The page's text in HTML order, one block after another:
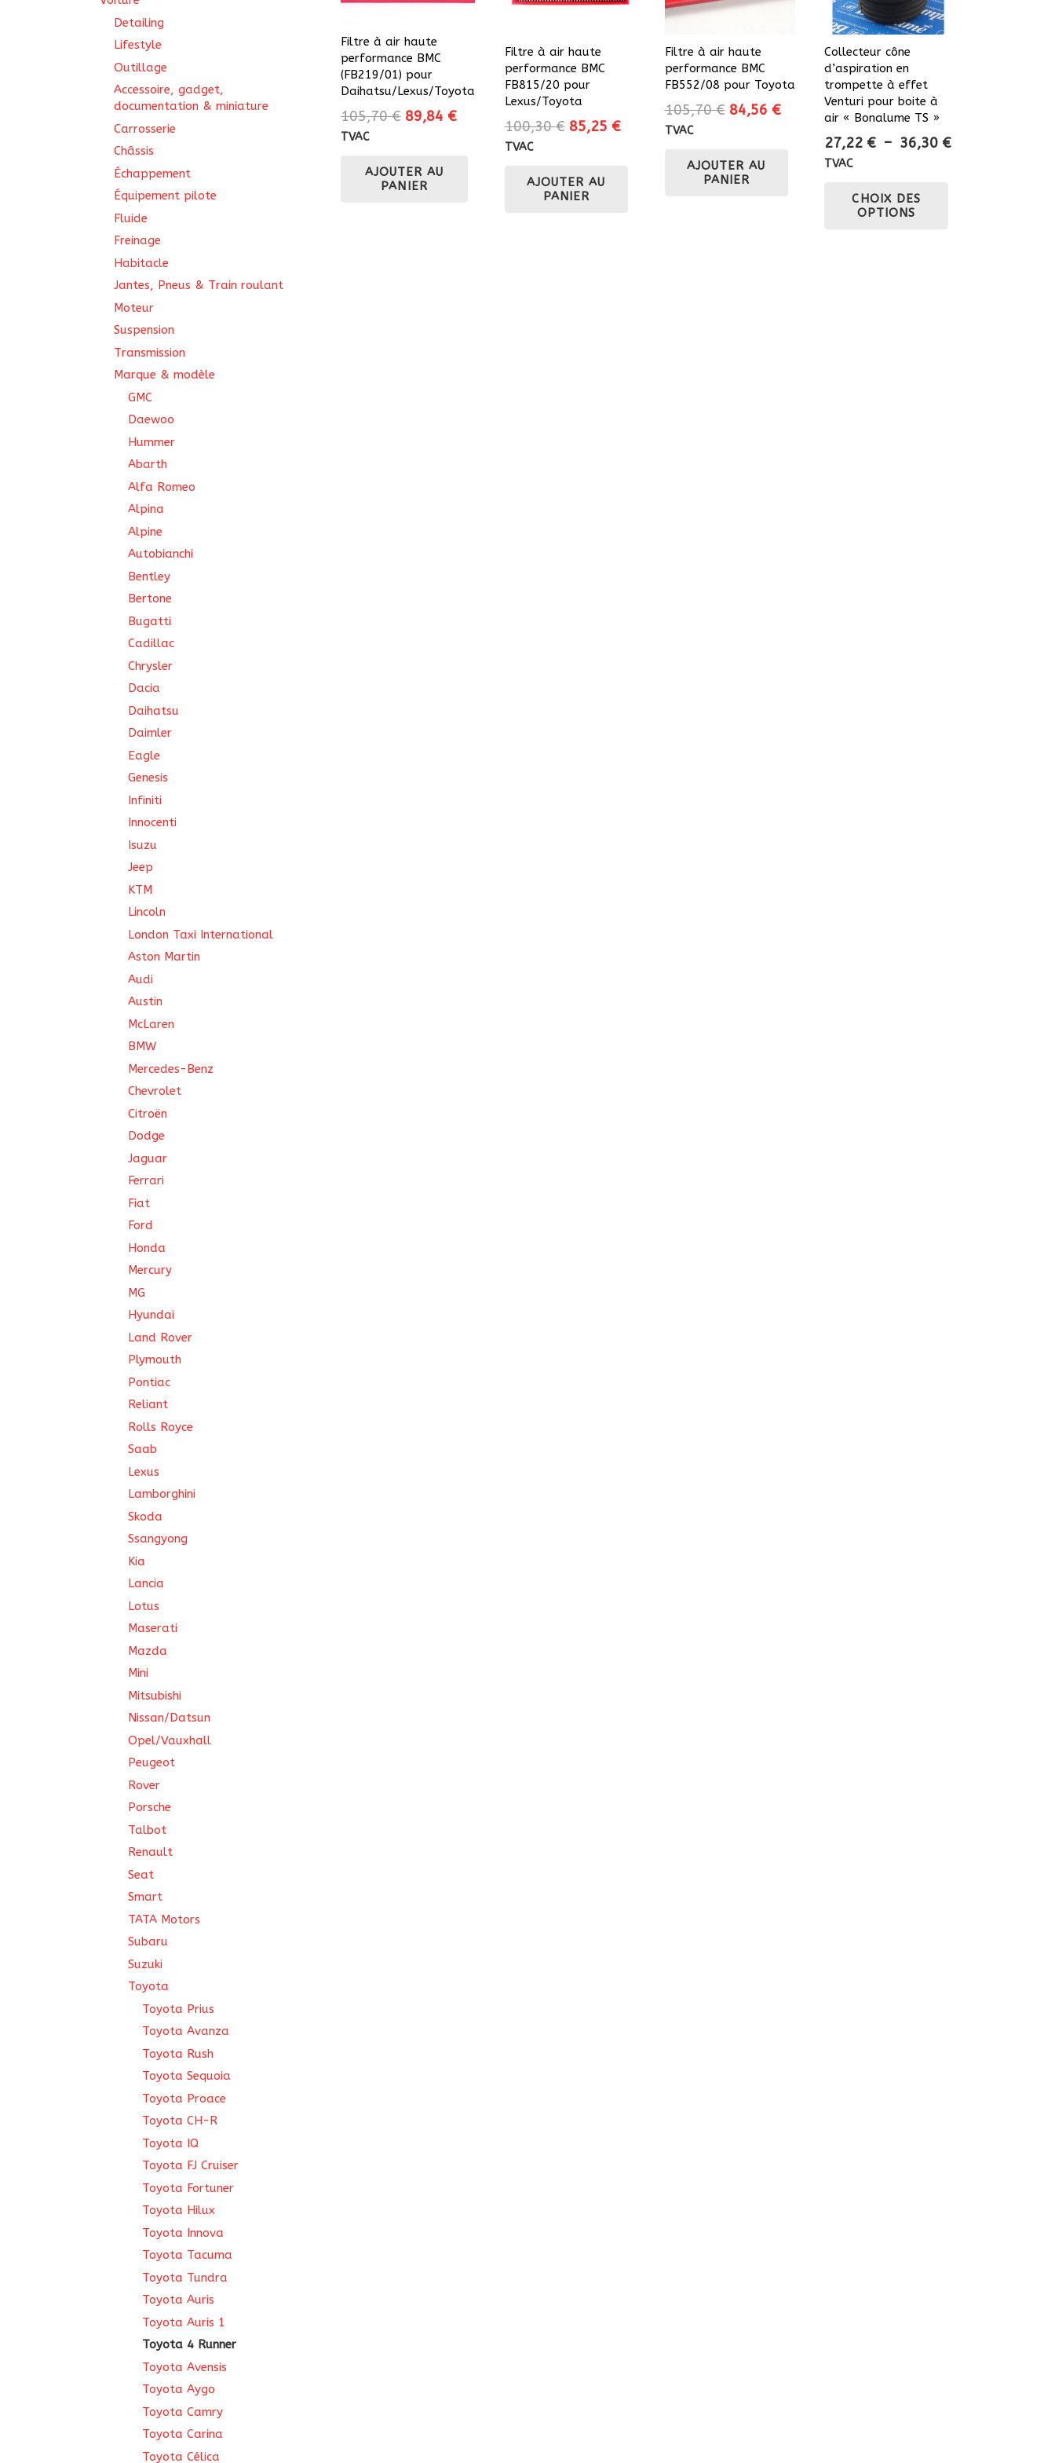
Filtre à air haute
performance BMC
(FB219/01) pour
Daihatsu/Lexus/Toyota
105,70€ Le
était :
105,70 €.
89,84 €Le
TVAC
AJOUTER AU
PANIER
Filtre à air haute
performance BMC
FB815/20 pour
Lexus/Toyota
100,30€ Le
était :
100,30 €.
85,25 €Le
TVAC
AJOUTER AU
PANIER
Filtre à air haute
performance BMC
FB552/08 pour Toyota
105,70€ Le
était :
105,70 €.
84,56 €Le
TVAC
AJOUTER AU
PANIER
Collecteur cône
d’aspiration en
trompette à effet
Venturi pour boite à
air « Bonalume TS »
27,22 € – 36,30 €Plage
TVAC
CHOIX DES
OPTIONS
Detailing
Lifestyle
Outillage
Accessoire, gadget,
documentation & miniature
Carrosserie
Châssis
Échappement
Équipement pilote
Fluide
Freinage
Habitacle
Jantes, Pneus & Train roulant
Moteur
Suspension
Transmission
Marque & modèle
GMC
Daewoo
Hummer
Abarth
Alfa Romeo
Alpina
Alpine
Autobianchi
Bentley
Bertone
Bugatti
Cadillac
Chrysler
Dacia
Daihatsu
Daimler
Eagle
Genesis
Infiniti
Innocenti
Isuzu
Jeep
KTM
Lincoln
London Taxi International
Aston Martin
Audi
Austin
McLaren
BMW
Mercedes-Benz
Chevrolet
Citroën
Dodge
Jaguar
Ferrari
Fiat
Ford
Honda
Mercury
MG
Hyundai
Land Rover
Plymouth
Pontiac
Reliant
Rolls Royce
Saab
Lexus
Lamborghini
Skoda
Ssangyong
Kia
Lancia
Lotus
Maserati
Mazda
Mini
Mitsubishi
Nissan/Datsun
Opel/Vauxhall
Peugeot
Rover
Porsche
Talbot
Renault
Seat
Smart
TATA Motors
Subaru
Suzuki
Toyota
Toyota Prius
Toyota Avanza
Toyota Rush
Toyota Sequoia
Toyota Proace
Toyota CH-R
Toyota IQ
Toyota FJ Cruiser
Toyota Fortuner
Toyota Hilux
Toyota Innova
Toyota Tacuma
Toyota Tundra
Toyota Auris
Toyota Auris 1
Toyota 4 Runner
Toyota Avensis
Toyota Aygo
Toyota Camry
Toyota Carina
Toyota Célica